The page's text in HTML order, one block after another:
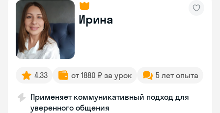
Ирина
4.33 от 1880 ₽ за урок 5 лет опыта
Применяет коммуникативный подход для
уверенного общения